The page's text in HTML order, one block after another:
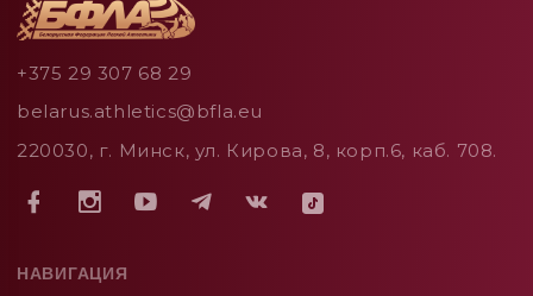
+375 29 307 68 29
belarus.athletics@bfla.eu
220030, г. Минск, ул. Кирова, 8, корп.6, каб. 708.
НАВИГАЦИЯ